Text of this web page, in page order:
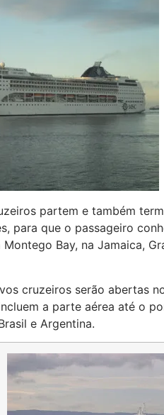
partem e também
para que o passageiro
Bay, na Jamaica,
cruzeiros serão abertas
a parte aérea até o
e Argentina.